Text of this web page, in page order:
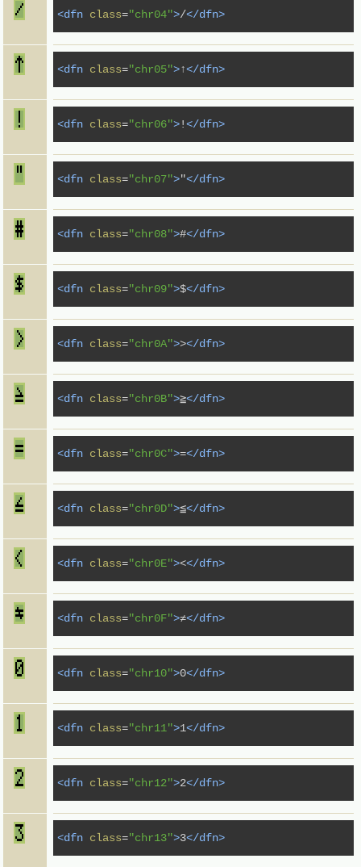
<dfn class="chr04">/</dfn>
<dfn class="chr05">↑</dfn>
<dfn class="chr06">!</dfn>
<dfn class="chr07">"</dfn>
<dfn class="chr08">#</dfn>
<dfn class="chr09">$</dfn>
<dfn class="chr0A">></dfn>
<dfn class="chr0B">≧</dfn>
<dfn class="chr0C">=</dfn>
<dfn class="chr0D">≦</dfn>
<dfn class="chr0E"><</dfn>
<dfn class="chr0F">≠</dfn>
<dfn class="chr10">0</dfn>
<dfn class="chr11">1</dfn>
<dfn class="chr12">2</dfn>
<dfn class="chr13">3</dfn>